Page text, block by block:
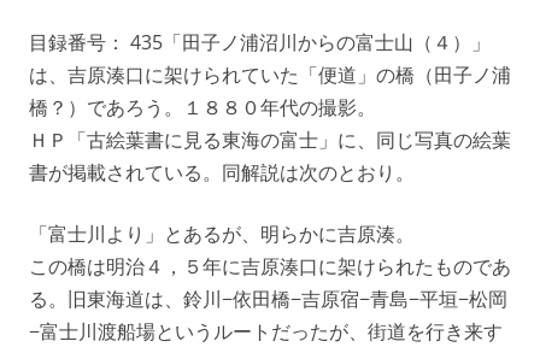
目録番号： 435「田子ノ浦沼川からの富士山（４）」
は、吉原湊口に架けられていた「便道」の橋（田子ノ浦
橋？）であろう。１８８０年代の撮影。
ＨＰ「古絵葉書に見る東海の富士」に、同じ写真の絵葉
書が掲載されている。同解説は次のとおり。
「富士川より」とあるが、明らかに吉原湊。
この橋は明治４，５年に吉原湊口に架けられたものであ
る。旧東海道は、鈴川−依田橋−吉原宿−青島−平垣−松岡
−富士川渡船場というルートだったが、街道を行き来す